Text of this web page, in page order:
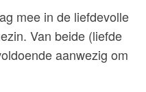
mee in de liefdevolle
Van beide (liefde
aanwezig om